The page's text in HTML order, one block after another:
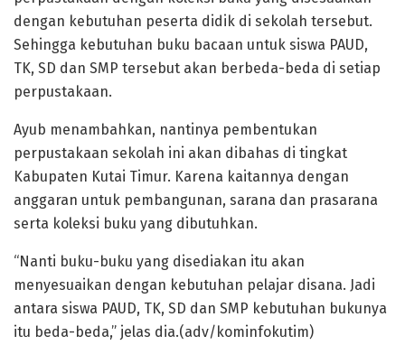
dengan kebutuhan peserta didik di sekolah tersebut.
Sehingga kebutuhan buku bacaan untuk siswa PAUD,
TK, SD dan SMP tersebut akan berbeda-beda di setiap
perpustakaan.
Ayub menambahkan, nantinya pembentukan
perpustakaan sekolah ini akan dibahas di tingkat
Kabupaten Kutai Timur. Karena kaitannya dengan
anggaran untuk pembangunan, sarana dan prasarana
serta koleksi buku yang dibutuhkan.
“Nanti buku-buku yang disediakan itu akan
menyesuaikan dengan kebutuhan pelajar disana. Jadi
antara siswa PAUD, TK, SD dan SMP kebutuhan bukunya
itu beda-beda,” jelas dia.(adv/kominfokutim)